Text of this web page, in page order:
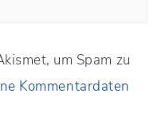
um Spam zu
Kommentardaten